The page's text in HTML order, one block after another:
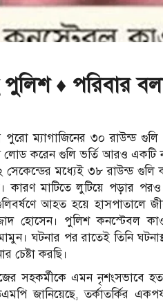
পুলিশ ♦ পরিবার
ম্যাগাজিনের ৩০ রাউন্ড গুলি
লোড করেন গুলি ভর্তি আরও একটি
মধ্যেই ৩৮ রাউন্ড
কারণ মাটিতে লুটিয়ে পড়ার
আহত হয়ে হাসপাতালে
হোসেন। পুলিশ কনস্টেবল
ঘটনার পর রাতেই তিনি
চেষ্টা করছি।
সহকর্মীকে এমন নৃশংসভাবে
জানিয়েছে, তর্কাতর্কির